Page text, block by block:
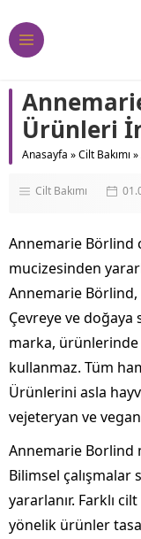
Ürünleri
Anasayfa »Cilt Bakımı »
Cilt Bakımı
Annemarie Börlind
mucizesinden
Annemarie
Çevreye ve doğaya
marka,
kullanmaz. Tüm
Ürünlerini asla
vejeteryan ve
Annemarie Borlind
Bilimsel
yararlanır. Farklı
yönelik ürünler